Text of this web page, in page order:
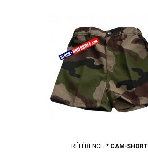
RÉFÉRENCE: * CAM-SHORT